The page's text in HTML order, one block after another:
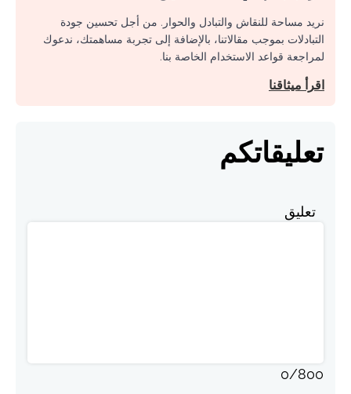
نريد مساحة للنقاش والتبادل والحوار. من أجل تحسين جودة
التبادلات بموجب مقالاتنا، بالإضافة إلى تجربة مساهمتك، ندعوك
لمراجعة قواعد الاستخدام الخاصة بنا.
اقرأ ميثاقنا
تعليقاتكم
تعليق
0/800